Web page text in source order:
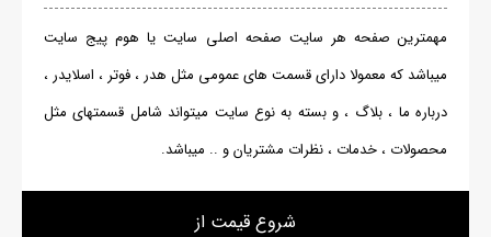
مهمترین صفحه هر سایت صفحه اصلی سایت یا هوم پیج سایت
میباشد که معمولا دارای قسمت های عمومی مثل هدر ، فوتر ، اسلایدر ،
درباره ما ، بلاگ ، و بسته به نوع سایت میتواند شامل قسمتهای مثل
محصولات ، خدمات ، نظرات مشتریان و .. میباشد.
شروع قیمت از